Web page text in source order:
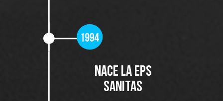
NACE LA EPS
SANITAS